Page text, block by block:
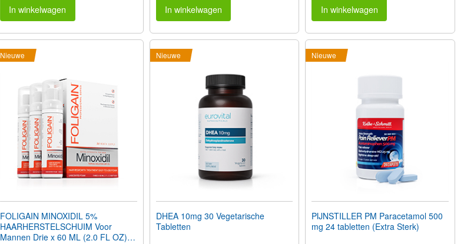
In winkelwagen In winkelwagen In winkelwagen
Nieuwe
FOLIGAIN MINOXIDIL 5%
HAARHERSTELSCHUIM Voor
Mannen Drie x 60 ML (2.0 FL OZ)
Nieuwe
DHEA 10mg 30 Vegetarische
Tabletten
Nieuwe
PIJNSTILLER PM Paracetamol 500
mg 24 tabletten (Extra Sterk)